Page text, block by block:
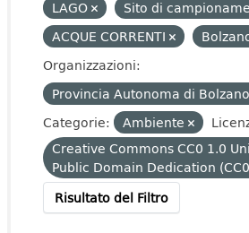
LAGO
Sito di
ACQUE CORRENTI
Organizzazioni:
Provincia Autonoma di
Categorie:
Ambiente
Creative Commons CC0 1.0
Public Domain Dedication
Risultato del Filtro